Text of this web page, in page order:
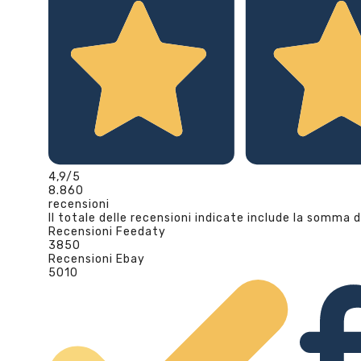
4,9/5
8.860
recensioni
Il totale delle recensioni indicate include la somma
Recensioni Feedaty
3850
Recensioni Ebay
5010